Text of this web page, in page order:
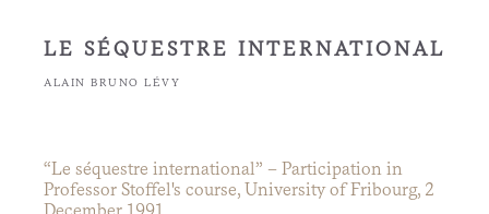
LE SÉQUESTRE INTERNATIONAL
ALAIN BRUNO LÉVY
“Le séquestre international” – Participation in
Professor Stoffel's course, University of Fribourg, 2
December 1991